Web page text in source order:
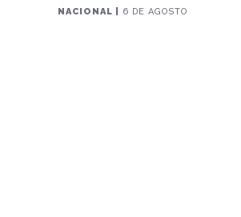
NACIONAL | 6 DE AGOSTO